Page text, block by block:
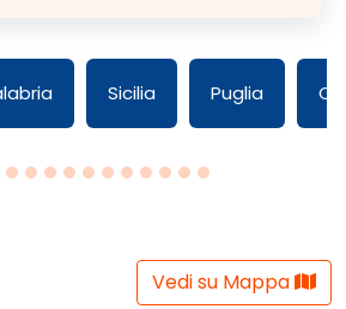
Sicilia Puglia
Vedi su Mappa